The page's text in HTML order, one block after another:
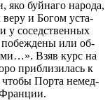
буй­на­го на­ро­да,
ве­ру и Бо­гом уста­
у со­сед­ствен­ных
по­беж­де­ны или об­
Взяв курс на
при­бли­зи­лась к
чтобы Пор­та немед­